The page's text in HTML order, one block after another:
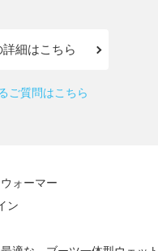
細はこちら
ご質問はこちら
ォーマー
ン